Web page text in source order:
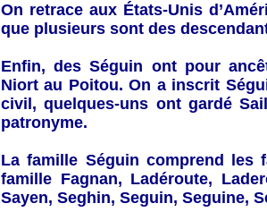
On retrace aux États-Unis
que plusieurs sont des
Enfin, des Séguin ont pour
Niort au Poitou. On a inscrit
civil, quelques-uns ont gardé
patronyme.
La famille Séguin comprend les
famille Fagnan, Ladéroute,
Sayen, Seghin, Seguin, Seguine,